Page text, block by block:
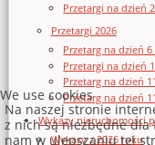
Przetargi na dzień
Przetargi 2026
Przetarg na dzień 6
Przetargi na dzień
Przetarg na dzień
Przetarg na dzień
Wykazy nieruchomości
Wykazy z 2026 roku
We use cookies
Na naszej stronie
z nich są niezbędne
nam w ulepszaniu tej